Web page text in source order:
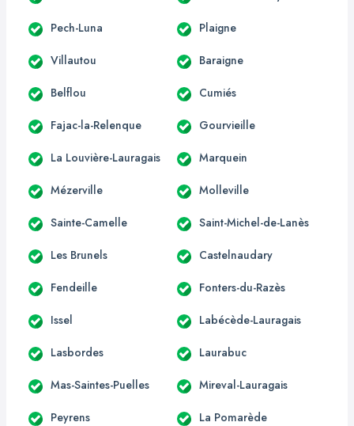
Pech-Luna Plaigne
Villautou Baraigne
Belflou Cumiés
Fajac-la-Relenque Gourvieille
La Louvière-Lauragais Marquein
Mézerville Molleville
Sainte-Camelle Saint-Michel-de-Lanès
Les Brunels Castelnaudary
Fendeille Fonters-du-Razès
Issel Labécède-Lauragais
Lasbordes Laurabuc
Mas-Saintes-Puelles Mireval-Lauragais
Peyrens La Pomarède